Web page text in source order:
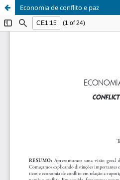
Economia de conflito e paz